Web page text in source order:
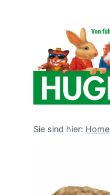
Sie sind hier: Home